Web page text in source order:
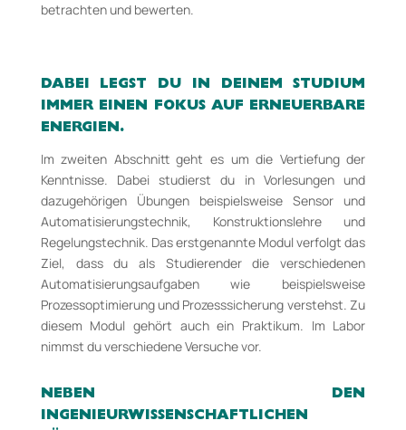
betrachten und bewerten.
DABEI LEGST DU IN DEINEM STUDIUM
IMMER EINEN FOKUS AUF ERNEUERBARE
ENERGIEN.
Im zweiten Abschnitt geht es um die Vertiefung der
Kenntnisse. Dabei studierst du in Vorlesungen und
dazugehörigen Übungen beispielsweise Sensor­ und
Automatisierungstechnik, Konstruktionslehre und
Regelungstechnik. Das erstgenannte Modul verfolgt das
Ziel, dass du als Studierender die verschiedenen
Automatisierungsaufgaben wie beispielsweise
Prozessoptimierung und Prozesssicherung verstehst. Zu
diesem Modul gehört auch ein Praktikum. Im Labor
nimmst du verschiedene Versuche vor.
NEBEN DEN
INGENIEURWISSENSCHAFTLICHEN